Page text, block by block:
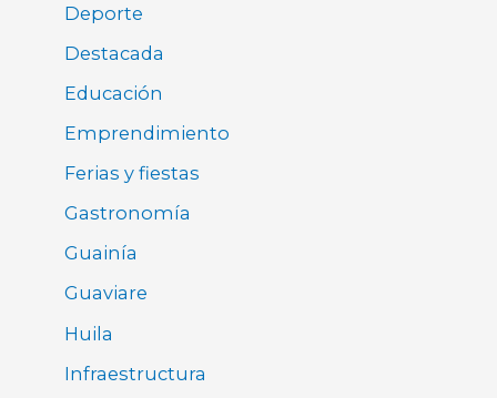
Deporte
Destacada
Educación
Emprendimiento
Ferias y fiestas
Gastronomía
Guainía
Guaviare
Huila
Infraestructura